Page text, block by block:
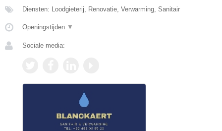
Diensten: Loodgieterij, Renovatie, Verwarming, Sanitair
Openingstijden ▼
Sociale media: